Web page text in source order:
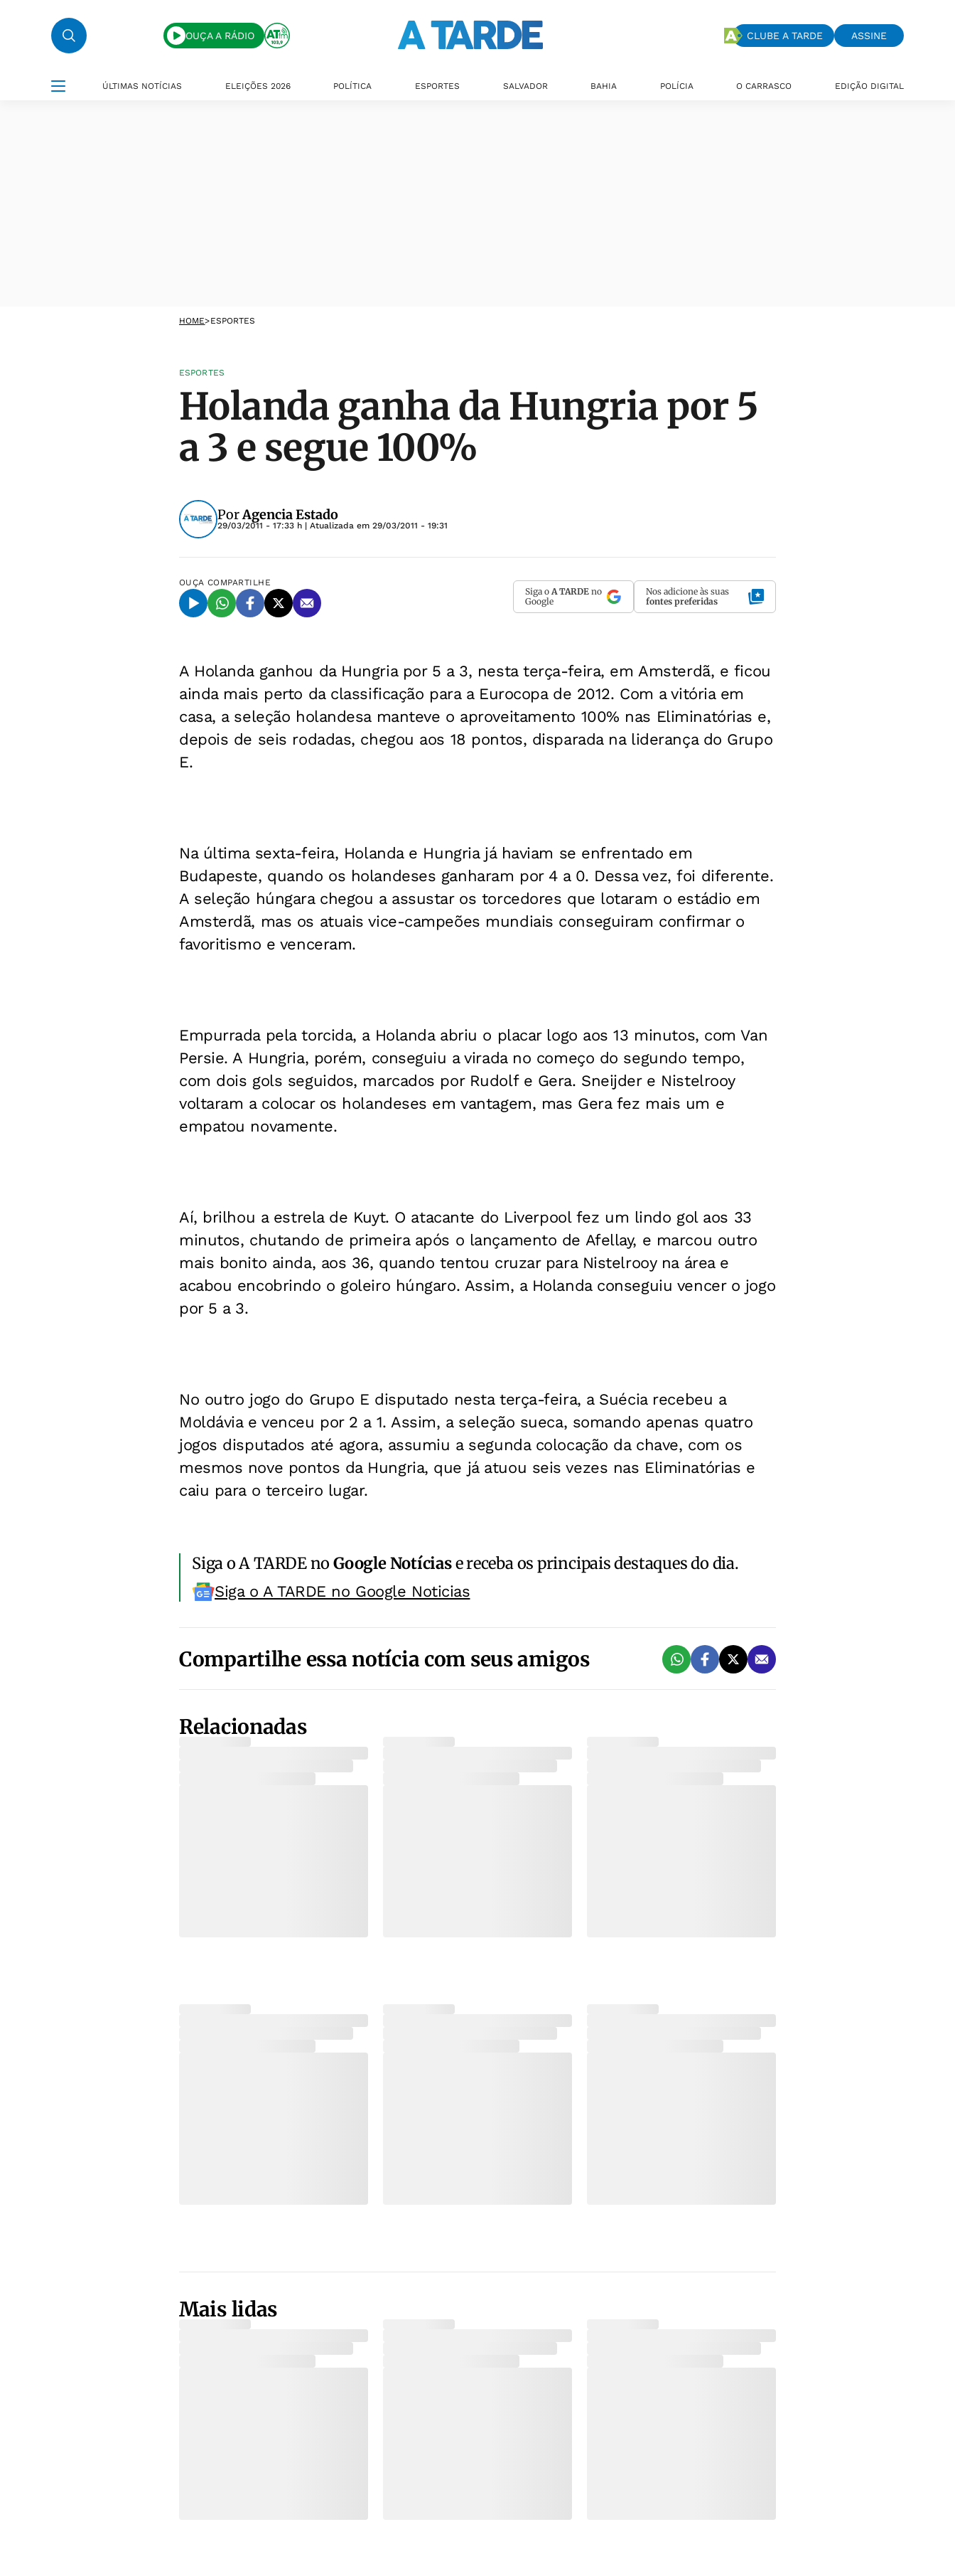
OUÇA A RÁDIO CLUBE A TARDE ASSINE
ÚLTIMAS NOTÍCIAS ELEIÇÕES 2026 POLÍTICA ESPORTES SALVADOR BAHIA POLÍCIA O CARRASCO EDIÇÃO DIGITAL
HOME>ESPORTES
ESPORTES
Holanda ganha da Hungria por 5
a 3 e segue 100%
PorAgencia Estado
29/03/2011 - 17:33 h | Atualizada em 29/03/2011 - 19:31
OUÇA COMPARTILHE
Siga o A TARDE no
Google
Nos adicione às suas
fontes preferidas
A Holanda ganhou da Hungria por 5 a 3, nesta terça-feira, em Amsterdã, e ficou
ainda mais perto da classificação para a Eurocopa de 2012. Com a vitória em
casa, a seleção holandesa manteve o aproveitamento 100% nas Eliminatórias e,
depois de seis rodadas, chegou aos 18 pontos, disparada na liderança do Grupo
E.
Na última sexta-feira, Holanda e Hungria já haviam se enfrentado em
Budapeste, quando os holandeses ganharam por 4 a 0. Dessa vez, foi diferente.
A seleção húngara chegou a assustar os torcedores que lotaram o estádio em
Amsterdã, mas os atuais vice-campeões mundiais conseguiram confirmar o
favoritismo e venceram.
Empurrada pela torcida, a Holanda abriu o placar logo aos 13 minutos, com Van
Persie. A Hungria, porém, conseguiu a virada no começo do segundo tempo,
com dois gols seguidos, marcados por Rudolf e Gera. Sneijder e Nistelrooy
voltaram a colocar os holandeses em vantagem, mas Gera fez mais um e
empatou novamente.
Aí, brilhou a estrela de Kuyt. O atacante do Liverpool fez um lindo gol aos 33
minutos, chutando de primeira após o lançamento de Afellay, e marcou outro
mais bonito ainda, aos 36, quando tentou cruzar para Nistelrooy na área e
acabou encobrindo o goleiro húngaro. Assim, a Holanda conseguiu vencer o jogo
por 5 a 3.
No outro jogo do Grupo E disputado nesta terça-feira, a Suécia recebeu a
Moldávia e venceu por 2 a 1. Assim, a seleção sueca, somando apenas quatro
jogos disputados até agora, assumiu a segunda colocação da chave, com os
mesmos nove pontos da Hungria, que já atuou seis vezes nas Eliminatórias e
caiu para o terceiro lugar.
Siga o A TARDE noGoogle Notíciase receba os principais destaques do dia.
Siga o A TARDE no Google Noticias
Compartilhe essa notícia com seus amigos
Relacionadas
Mais lidas